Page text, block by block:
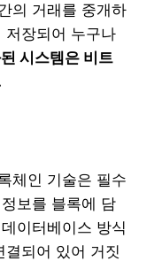
의 거래를 중개하
저장되어 누구나
시스템은 비트
체인 기술은 필수
보를 블록에 담
이터베이스 방식
되어 있어 거짓